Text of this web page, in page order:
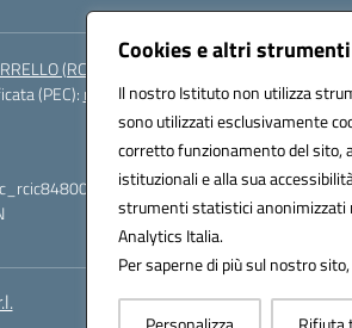
Cookies e altri
Il nostro Istituto non utilizza
sono utilizzati esclusivamente
corretto funzionamento del sito,
istituzionali e alla sua
strumenti statistici anonimizzati
Analytics Italia.
Per saperne di più sul nostro
(RC)
(PEC): rcic84800t@pec.istruzione.it